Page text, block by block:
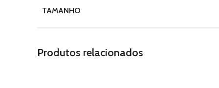
TAMANHO
Produtos relacionados